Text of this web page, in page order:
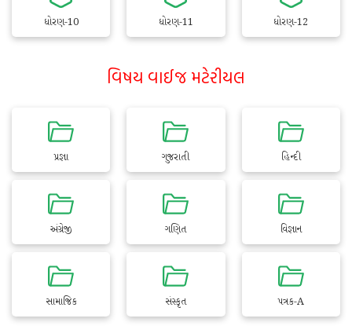
ધોરણ-10 ધોરણ-11 ધોરણ-12
વિષય વાઈજ મટેરીયલ
પ્રજ્ઞા ગુજરાતી હિન્દી
અંગ્રેજી ગણિત વિજ્ઞાન
સામાજિક સંસ્કૃત પત્રક-A